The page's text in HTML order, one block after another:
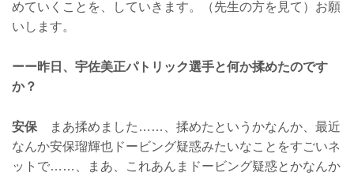
めていくことを、していきます。（先生の方を見て）お願
いします。
ーー昨日、宇佐美正パトリック選手と何か揉めたのです
か？
安保 まあ揉めました……、揉めたというかなんか、最近
なんか安保瑠輝也ドービング疑惑みたいなことをすごいネ
ットで……、まあ、これあんまドービング疑惑とかなんか